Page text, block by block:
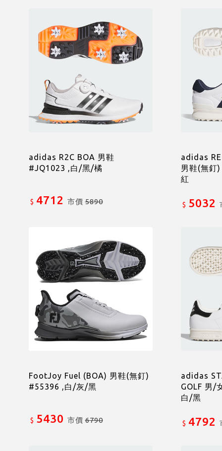
adidas R2C BOA 男鞋
#JQ1023 ,白/黑/橘
$ 4712 市價5890
adidas
男鞋(無釘
紅
$ 5032
FootJoy Fuel (BOA) 男鞋(無釘)
#55396 ,白/灰/黑
$ 5430 市價6790
adidas
GOLF 男/
白/黑
$ 4792